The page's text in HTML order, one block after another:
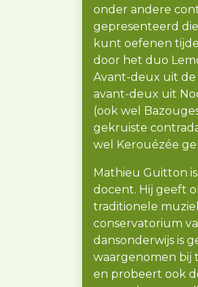
onder andere
gepresenteerd
kunt oefenen
door het duo
Avant-deux uit
avant-deux uit
(ook wel
gekruiste
wel Kerouézée
Mathieu Guitton
docent. Hij geeft
traditionele
conservatorium
dansonderwijs is
waargenomen bij
en probeert ook